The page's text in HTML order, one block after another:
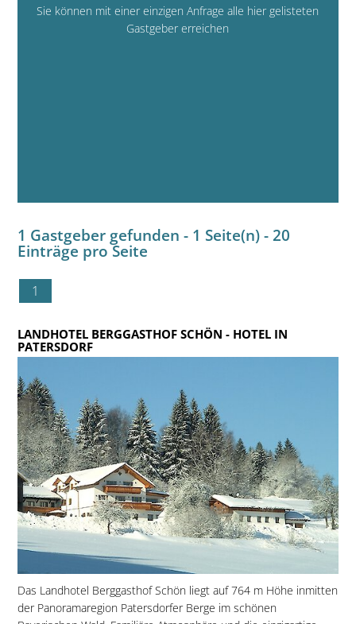
Sie können mit einer einzigen Anfrage alle hier gelisteten
Gastgeber erreichen
1 Gastgeber gefunden - 1 Seite(n) - 20
Einträge pro Seite
1
LANDHOTEL BERGGASTHOF SCHÖN - HOTEL IN
PATERSDORF
Das Landhotel Berggasthof Schön liegt auf 764 m Höhe inmitten
der Panoramaregion Patersdorfer Berge im schönen